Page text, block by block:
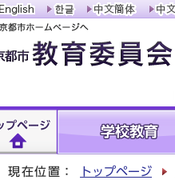
プページ 学校教育
現在位置： トップページ